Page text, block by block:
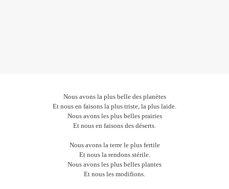
Nous avons la plus belle des planètes
Et nous en faisons la plus triste, la plus laide.
Nous avons les plus belles prairies
Et nous en faisons des déserts.
Nous avons la terre le plus fertile
Et nous la rendons stérile.
Nous avons les plus belles plantes
Et nous les modifions.